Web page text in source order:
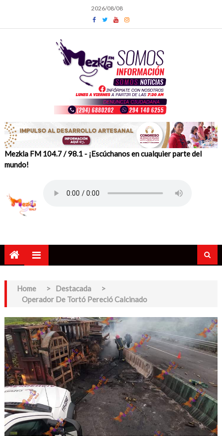
content
2026/08/08
Mezkla FM 104.7 / 98.1 - ¡Escúchanos en cualquier parte del
mundo!
Home > Destacada
>
Operador De Tortó Pereció Calcinado